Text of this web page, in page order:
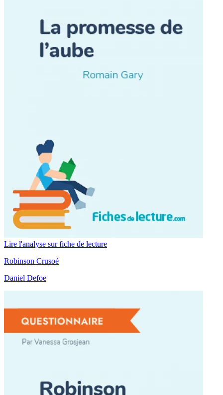
Lire l'analyse sur fiche de lecture
Robinson Crusoé
Daniel Defoe